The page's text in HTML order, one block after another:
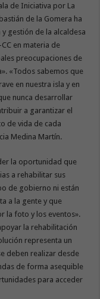
de Iniciativa por La
de la Gomera ha
gestión de la alcaldesa
en materia de
preocupaciones de
«Todos sabemos que
en nuestra isla y en
nunca desarrollar
a garantizar el
de vida de cada
Medina Martín.
la oportunidad que
a rehabilitar sus
de gobierno ni están
a la gente y que
la foto y los eventos».
la rehabilitación
representa un
deben realizar desde
de forma asequible
para acceder